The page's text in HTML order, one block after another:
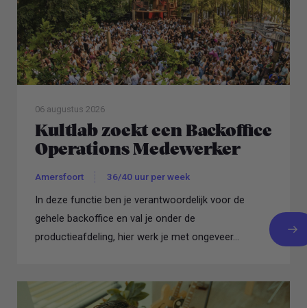
06 augustus 2026
Kultlab zoekt een Backoffice
Operations Medewerker
Amersfoort 36/40 uur per week
In deze functie ben je verantwoordelijk voor de
gehele backoffice en val je onder de
productieafdeling, hier werk je met ongeveer...